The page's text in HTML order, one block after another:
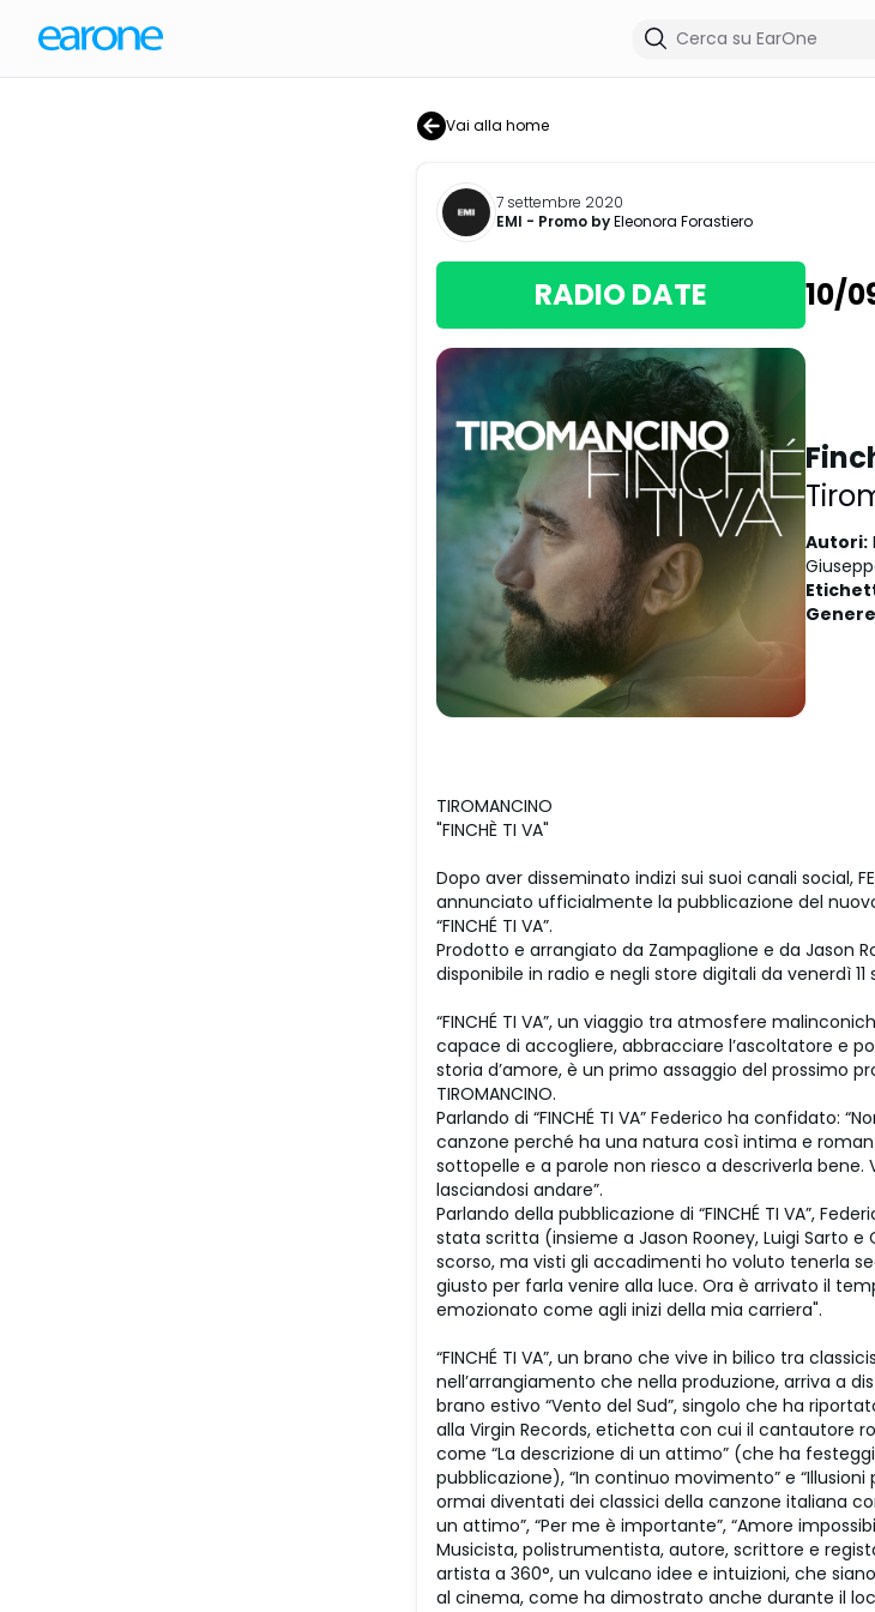
Vai alla home
7 settembre 2020
EMI - Promo byEleonora Forastiero
RADIO DATE 10/
Autori:
Genere
TIROMANCINO
"FINCHÈ TI VA"
Dopo aver disseminato indizi sui suoi canali social,
annunciato ufficialmente la pubblicazione del nuovo
“FINCHÉ TI VA”.
Prodotto e arrangiato da Zampaglione e da Jason
disponibile in radio e negli store digitali da venerdì
“FINCHÉ TI VA”, un viaggio tra atmosfere
capace di accogliere, abbracciare l’ascoltatore e
storia d’amore, è un primo assaggio del prossimo
TIROMANCINO.
Parlando di “FINCHÉ TI VA” Federico ha confidato:
canzone perché ha una natura così intima e
sottopelle e a parole non riesco a descriverla
lasciandosi andare”.
Parlando della pubblicazione di “FINCHÉ TI VA”,
stata scritta (insieme a Jason Rooney, Luigi Sarto
scorso, ma visti gli accadimenti ho voluto tenerla
giusto per farla venire alla luce. Ora è arrivato il
emozionato come agli inizi della mia carriera".
“FINCHÉ TI VA”, un brano che vive in bilico tra
nell’arrangiamento che nella produzione, arriva a
brano estivo “Vento del Sud”, singolo che ha
alla Virgin Records, etichetta con cui il cantautore
come “La descrizione di un attimo” (che ha
pubblicazione), “In continuo movimento” e
ormai diventati dei classici della canzone italiana
un attimo”, “Per me è importante”, “Amore
Musicista, polistrumentista, autore, scrittore e
artista a 360°, un vulcano idee e intuizioni, che
al cinema, come ha dimostrato anche durante il